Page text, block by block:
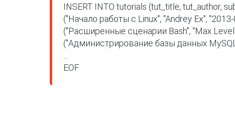
INSERT INTO tutorials (tut_title, tut_author,
("Начало работы с Linux", "Andrey Ex",
("Расширенные сценарии Bash", "Max
("Администрирование базы данных